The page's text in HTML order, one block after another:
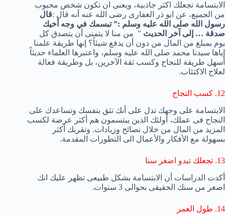
الابتسامة تجعلك اكثر جاذبية، ويعنى ان تكون شخص محبوب
من الجميع، عن ابو ذر الغفارى رضى الله عنه أنه قال :قال
رسول الله صلى الله عليه وسلم :” تبسمك في وجه أخيك
صدقة … إلى آخر الحديث ” من منا لا يتمنى أن يتصدق كل
يوم بمبلغ من المال من دون أن يدفع شيئاً؟ إنها طريقة علمنا
إياها سيدنا محمد صلى الله عليه وسلم، واعتبرها العلماء حديثاً
أسهل طريقة للنجاح وكسب ثقة الآخرين، بل وطريقة فعالة
لعلاج الاكتئاب.
12. كسب النجاح
الابتسامة على وجهك تدل على أنك تثق بنفسك وتساعدك على
النجاح فى عملك، أولئك الذين يبتسمون هم أكثر عرضة لكسب
المزيد من المال من خلال نصائح وزيادات. وتقربك أكثر
بسهولة مع الأفكار والأعمال الى التطورات المقدمة.
13. تجعلك
تبدو اضغر سنا
أكدت الدراسات أن الابتسامة بشكل طبيعى تظهر عليك انك
اصغر من سنك الحقيقى بحوالى 3 سنوات.
14. طول العمر